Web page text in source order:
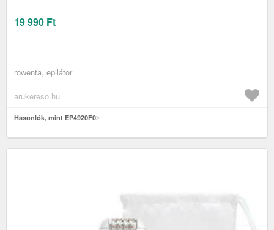
19 990 Ft
rowenta, epilátor
arukereso.hu
Hasonlók, mint EP4920F0